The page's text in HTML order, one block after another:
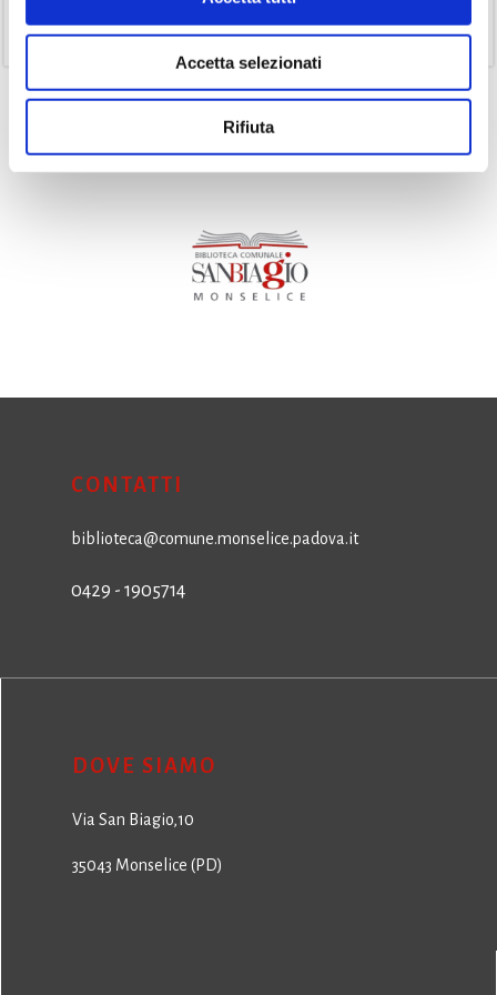
Accetta selezionati
Rifiuta
Volumi(11)
CONTATTI
biblioteca@comune.monselice.padova.it
0429 - 1905714
DOVE SIAMO
Via San Biagio,10
35043 Monselice (PD)